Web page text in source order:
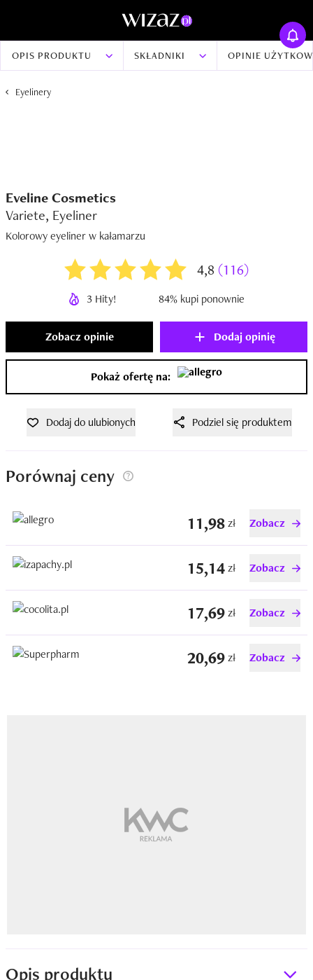
OPIS PRODUKTU SKŁADNIKI OPINIE
Eyelinery
Eveline Cosmetics
Variete, Eyeliner
Kolorowy eyeliner w kałamarzu
4,8 (116)
3 Hity! 84% kupi ponownie
Zobacz opinie Dodaj opinię
Pokaż ofertę na:
Dodaj do ulubionych Podziel się produktem
Porównaj ceny
11,98zł Zobacz
15,14zł Zobacz
17,69zł Zobacz
20,69zł Zobacz
Opis produktu